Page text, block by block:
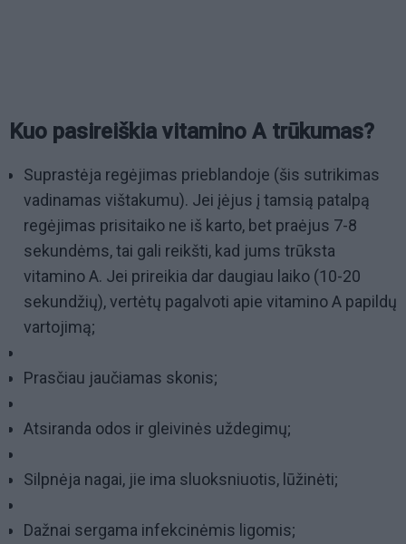
Kuo pasireiškia vitamino A trūkumas?
Suprastėja regėjimas prieblandoje (šis sutrikimas
vadinamas vištakumu). Jei įėjus į tamsią patalpą
regėjimas prisitaiko ne iš karto, bet praėjus 7-8
sekundėms, tai gali reikšti, kad jums trūksta
vitamino A. Jei prireikia dar daugiau laiko (10-20
sekundžių), vertėtų pagalvoti apie vitamino A papildų
vartojimą;
Prasčiau jaučiamas skonis;
Atsiranda odos ir gleivinės uždegimų;
Silpnėja nagai, jie ima sluoksniuotis, lūžinėti;
Dažnai sergama infekcinėmis ligomis;